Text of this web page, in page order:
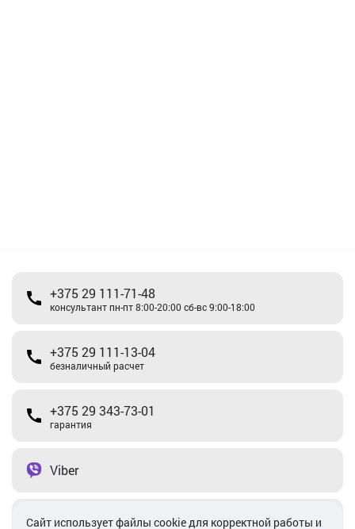
+375 29 111-71-48
консультант пн-пт 8:00-20:00 сб-вс 9:00-18:00
+375 29 111-13-04
безналичный расчет
+375 29 343-73-01
гарантия
Viber
Telegram
Cайт использует файлы cookie для корректной работы и